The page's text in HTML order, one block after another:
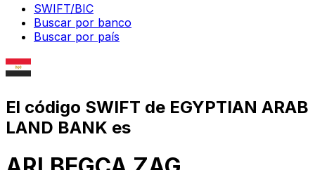
SWIFT/BIC
Buscar por banco
Buscar por país
El código SWIFT de EGYPTIAN ARAB
LAND BANK es